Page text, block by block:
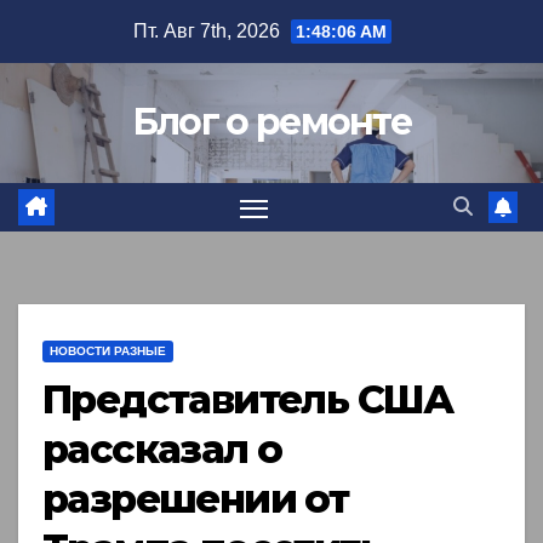
содержимому
Пт. Авг 7th, 2026 1:48:07 AM
Блог о ремонте
НОВОСТИ РАЗНЫЕ
Представитель США
рассказал о
разрешении от